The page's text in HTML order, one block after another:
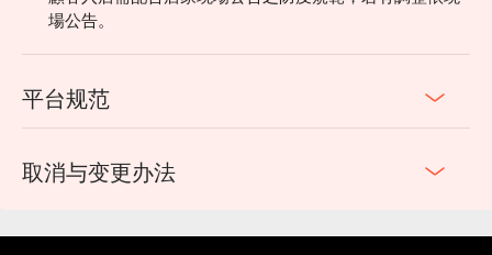
場公告。
平台规范
取消与变更办法